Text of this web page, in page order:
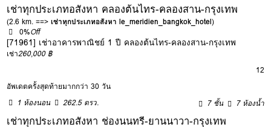
เช่าทุกประเภทอสังหา คลองต้นไทร-คลองสาน-กรุงเทพ
(2.6 km. ==>เช่าทุกประเภทอสังหา le_meridien_bangkok_hotel)
0%Off
[71961] เช่าอาคารพาณิชย์ 1 ปี คลองต้นไทร-คลองสาน-กรุงเทพ
เช่า260,000 ฿
12
อัพเดตครั้งสุดท้ายมากกว่า 30 วัน
1 ห้องนอน
262.5 ตรว. 7 ชั้น 7 ห้องน้ำ
เช่าทุกประเภทอสังหา ช่องนนทรี-ยานนาวา-กรุงเทพ